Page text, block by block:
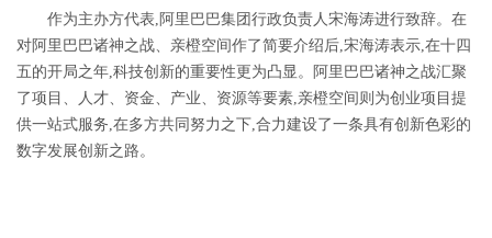
作为主办方代表,阿里巴巴集团行政负责人宋海涛进行致辞。在
对阿里巴巴诸神之战、亲橙空间作了简要介绍后,宋海涛表示,在十四
五的开局之年,科技创新的重要性更为凸显。阿里巴巴诸神之战汇聚
了项目、人才、资金、产业、资源等要素,亲橙空间则为创业项目提
供一站式服务,在多方共同努力之下,合力建设了一条具有创新色彩的
数字发展创新之路。